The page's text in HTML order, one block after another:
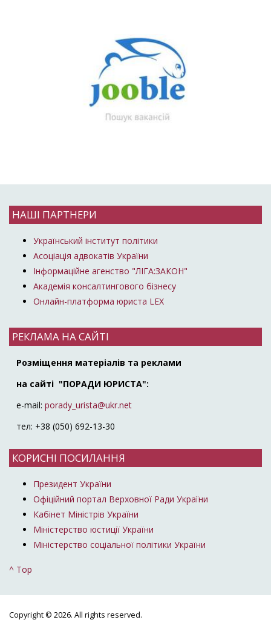
НАШІ ПАРТНЕРИ
Український інститут політики
Асоціація адвокатів України
Інформаційне агенство "ЛІГА:ЗАКОН"
Академія консалтингового бізнесу
Онлайн-платформа юриста LEX
РЕКЛАМА НА САЙТІ
Розміщення матеріалів та реклами
на сайті "ПОРАДИ ЮРИСТА":
e-mail: porady_urista@ukr.net
тел: +38 (050) 692-13-30
КОРИСНІ ПОСИЛАННЯ
Президент України
Офіційний портал Верховної Ради України
Кабінет Міністрів України
Міністерство юстиції України
Міністерство соціальної політики України
^ Top
Copyright © 2026. All rights reserved.